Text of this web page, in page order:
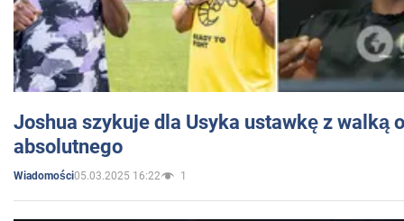
Joshua szykuje dla Usyka ustawkę z walką
absolutnego
Wiadomości05.03.2025 16:22 1